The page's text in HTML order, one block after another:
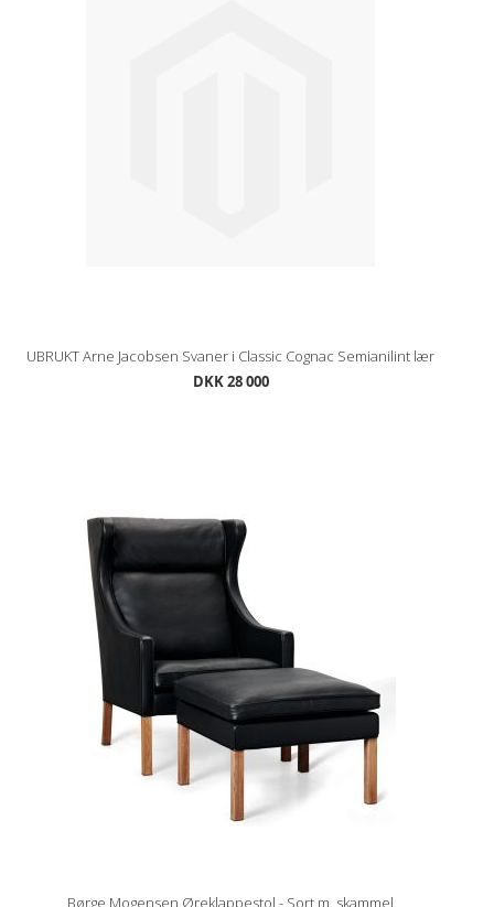
UBRUKT Arne Jacobsen Svaner i Classic Cognac Semianilint lær
DKK 28 000
Børge Mogensen Øreklappestol - Sort m. skammel